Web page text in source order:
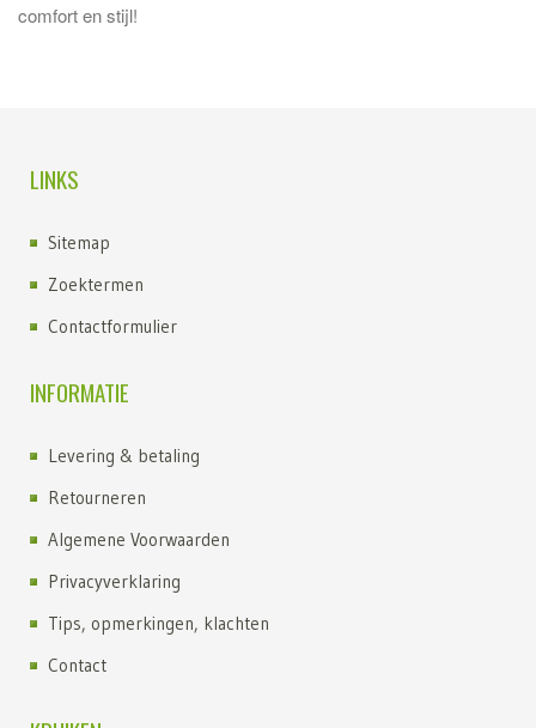
comfort en stijl!
LINKS
Sitemap
Zoektermen
Contactformulier
INFORMATIE
Levering & betaling
Retourneren
Algemene Voorwaarden
Privacyverklaring
Tips, opmerkingen, klachten
Contact